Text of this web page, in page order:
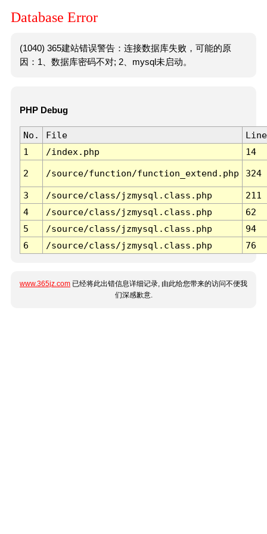
Database Error
(1040) 365建站错误警告：连接数据库失败，可能的原
因：1、数据库密码不对; 2、mysql未启动。
PHP Debug
No. File
Line
1
/index.php 14
2 /source/function/function_extend.php 324
3 /source/class/jzmysql.class.php
211
4
/source/class/jzmysql.class.php
62
5
/source/class/jzmysql.class.php
94
6
/source/class/jzmysql.class.php 76
www.365jz.com 已经将此出错信息详细记录, 由此给您带来的访问不便我
们深感歉意.